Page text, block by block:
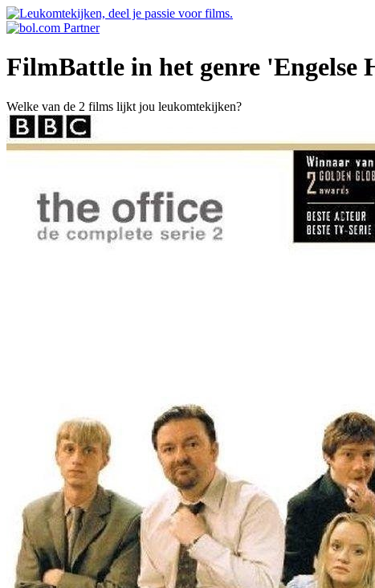
FilmBattle in het genre 'Engelse
Welke van de 2 films lijkt jou leukomtekijken?